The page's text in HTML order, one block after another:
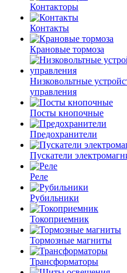
Контакторы
Контакты
Крановые тормоза
Низковольтные
управления
Посты кнопочные
Предохранители
Пускатели
Реле
Рубильники
Токоприемник
Тормозные магниты
Трансформаторы